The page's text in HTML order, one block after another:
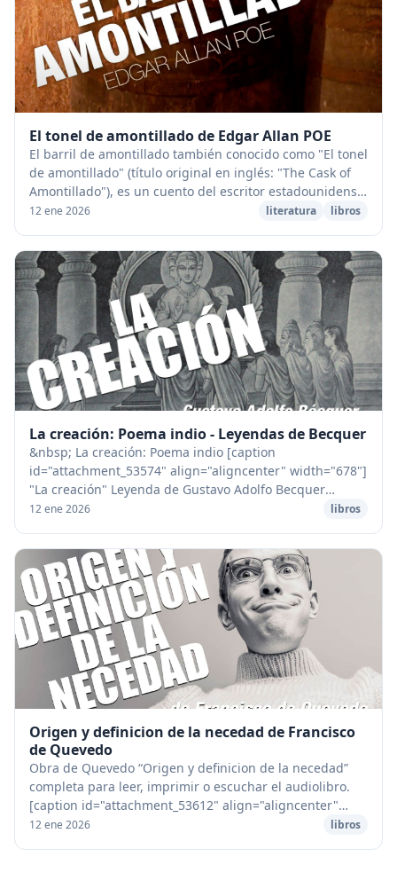
El tonel de amontillado de Edgar Allan POE
El barril de amontillado también conocido como "El tonel
de amontillado" (título original en inglés: "The Cask of
Amontillado"), es un cuento del escritor estadounidense
Edgar Allan Poe publicado por ...
12 ene 2026 literatura libros
La creación: Poema indio - Leyendas de Becquer
&nbsp; La creación: Poema indio [caption
id="attachment_53574" align="aligncenter" width="678"]
"La creación" Leyenda de Gustavo Adolfo Becquer
[/caption] I Los aéreos picos del Himalaya se coronan
12 ene 2026 libros
Origen y definicion de la necedad de Francisco
de Quevedo
Obra de Quevedo “Origen y definicion de la necedad”
completa para leer, imprimir o escuchar el audiolibro.
[caption id="attachment_53612" align="aligncenter"
width="678"] Obra de Quevedo “Origen y defi...
12 ene 2026 libros